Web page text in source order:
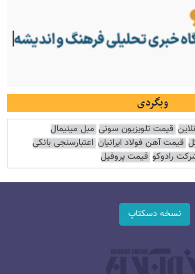
وبگردی
قیمت تلویزیون سونی مبل مینیمال
قیمت آهن فولاد ایرانیان اعتبارسنجی بانکی
رادوکو قیمت پروفیل
نسخه دسکتاپ